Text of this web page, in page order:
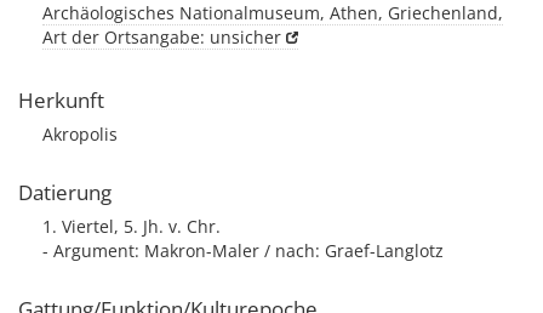
Archäologisches Nationalmuseum, Athen, Griechenland,
Art der Ortsangabe: unsicher
Herkunft
Akropolis
Datierung
1. Viertel, 5. Jh. v. Chr.
- Argument: Makron-Maler / nach: Graef-Langlotz